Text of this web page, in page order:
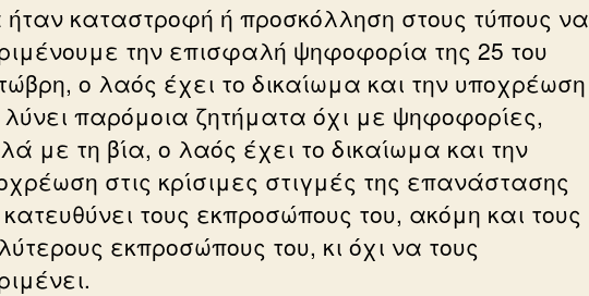
καταστροφή ή προσκόλληση στους τύπους να
την επισφαλή ψηφοφορία της 25 του
ο λαός έχει το δικαίωμα και την υποχρέωση
παρόμοια ζητήματα όχι με ψηφοφορίες,
με τη βία, ο λαός έχει το δικαίωμα και την
στις κρίσιμες στιγμές της επανάστασης
τους εκπροσώπους του, ακόμη και τους
εκπροσώπους του, κι όχι να τους